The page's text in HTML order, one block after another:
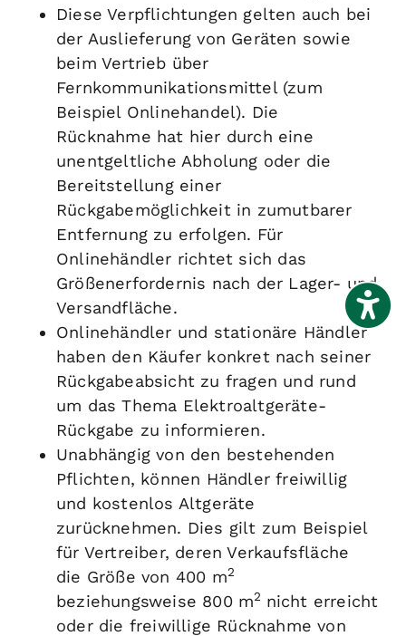
Diese Verpflichtungen gelten auch bei
der Auslieferung von Geräten sowie
beim Vertrieb über
Fernkommunikationsmittel (zum
Beispiel Onlinehandel). Die
Rücknahme hat hier durch eine
unentgeltliche Abholung oder die
Bereitstellung einer
Rückgabemöglichkeit in zumutbarer
Entfernung zu erfolgen. Für
Onlinehändler richtet sich das
Größenerfordernis nach der Lager- und
Versandfläche.
Onlinehändler und stationäre Händler
haben den Käufer konkret nach seiner
Rückgabeabsicht zu fragen und rund
um das Thema Elektroaltgeräte-
Rückgabe zu informieren.
Unabhängig von den bestehenden
Pflichten, können Händler freiwillig
und kostenlos Altgeräte
zurücknehmen. Dies gilt zum Beispiel
für Vertreiber, deren Verkaufsfläche
die Größe von 400 m2
beziehungsweise 800 m2 nicht erreicht
oder die freiwillige Rücknahme von